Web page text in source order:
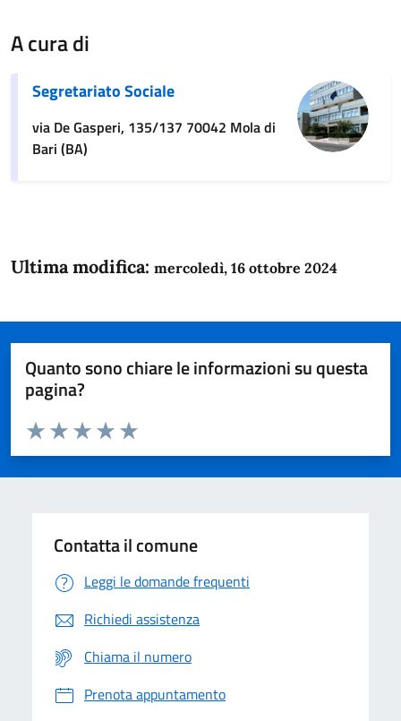
A cura di
Segretariato Sociale
via De Gasperi, 135/137 70042 Mola di
Bari (BA)
Ultima modifica: mercoledì, 16 ottobre 2024
Quanto sono chiare le informazioni su questa
pagina?
Domanda
Valuta da 1 a 5 stelle la pagina
Valuta 5 stelle su 5
Valuta 4 stelle su 5
Valuta 3 stelle su 5
Valuta 2 stelle su 5
Valuta 1 stelle su 5
Contatta il comune
Leggi le domande frequenti
Richiedi assistenza
Chiama il numero
Prenota appuntamento